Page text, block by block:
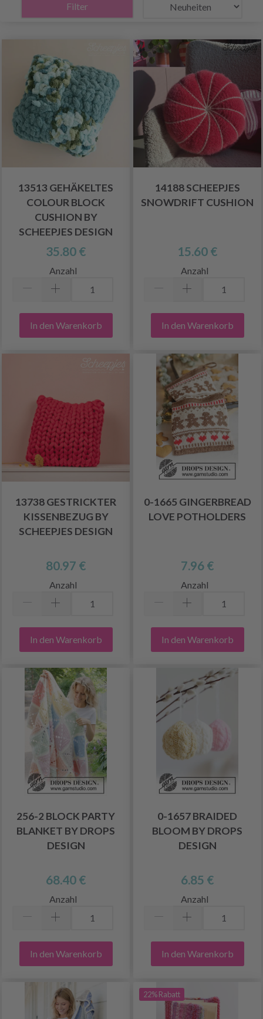
Filter
13513 GEHÄKELTES
COLOUR BLOCK
CUSHION BY
SCHEEPJES DESIGN
35.80 €
Anzahl
In den Warenkorb
14188 SCHEEPJES
SNOWDRIFT CUSHION
15.60 €
Anzahl
In den Warenkorb
13738 GESTRICKTER
KISSENBEZUG BY
SCHEEPJES DESIGN
80.97 €
Anzahl
In den Warenkorb
0-1665 GINGERBREAD
LOVE POTHOLDERS
7.96 €
Anzahl
In den Warenkorb
256-2 BLOCK PARTY
BLANKET BY DROPS
DESIGN
68.40 €
Anzahl
In den Warenkorb
0-1657 BRAIDED
BLOOM BY DROPS
DESIGN
6.85 €
Anzahl
In den Warenkorb
22% Rabatt